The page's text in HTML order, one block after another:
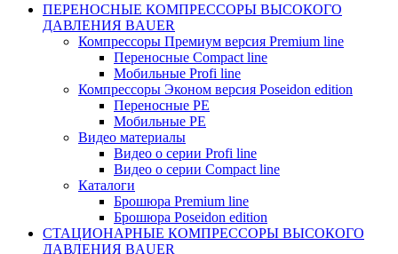
ПЕРЕНОСНЫЕ КОМПРЕССОРЫ ВЫСОКОГО
ДАВЛЕНИЯ BAUER
Компрессоры Премиум версия Premium line
Переносные Compact line
Мобильные Profi line
Компрессоры Эконом версия Poseidon edition
Переносные PE
Мобильные PE
Видео материалы
Видео о серии Profi line
Видео о серии Compact line
Каталоги
Брошюра Premium line
Брошюра Poseidon edition
СТАЦИОНАРНЫЕ КОМПРЕССОРЫ ВЫСОКОГО
ДАВЛЕНИЯ BAUER